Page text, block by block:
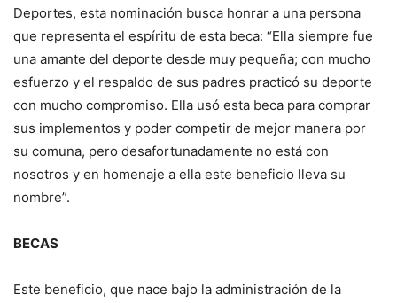
Deportes, esta nominación busca honrar a una persona
que representa el espíritu de esta beca: “Ella siempre fue
una amante del deporte desde muy pequeña; con mucho
esfuerzo y el respaldo de sus padres practicó su deporte
con mucho compromiso. Ella usó esta beca para comprar
sus implementos y poder competir de mejor manera por
su comuna, pero desafortunadamente no está con
nosotros y en homenaje a ella este beneficio lleva su
nombre”.
BECAS
Este beneficio, que nace bajo la administración de la